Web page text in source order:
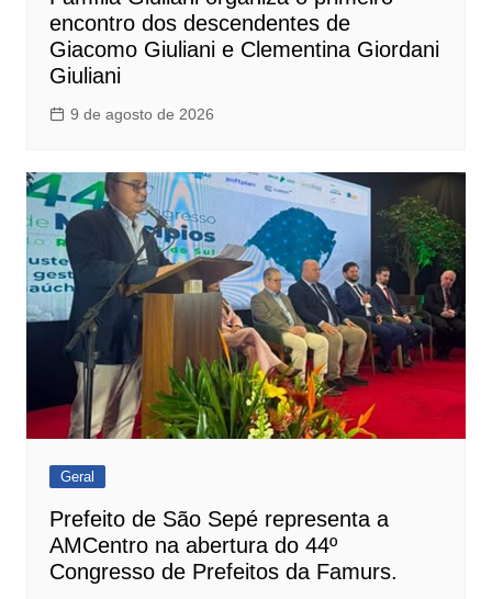
encontro dos descendentes de
Giacomo Giuliani e Clementina Giordani
Giuliani
9 de agosto de 2026
Geral
Prefeito de São Sepé representa a
AMCentro na abertura do 44º
Congresso de Prefeitos da Famurs.